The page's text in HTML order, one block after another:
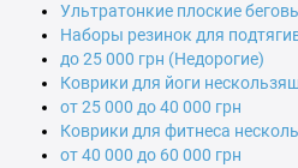
Ультратонкие плоские
Наборы резинок для
до 25 000 грн (Недорогие)
Коврики для йоги
от 25 000 до 40 000 грн
Коврики для фитнеса
от 40 000 до 60 000 грн